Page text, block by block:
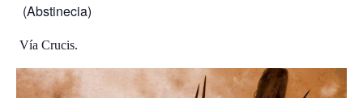
(Abstinecia)
Vía Crucis.